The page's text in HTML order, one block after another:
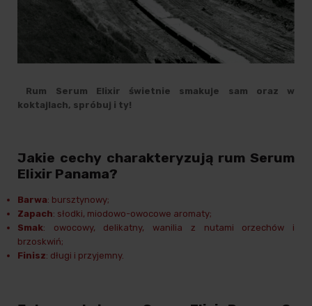
Rum Serum Elixir świetnie smakuje sam oraz w
koktajlach, spróbuj i ty!
Jakie cechy charakteryzują rum Serum
Elixir Panama?
Barwa: bursztynowy;
Zapach: słodki, miodowo-owocowe aromaty;
Smak: owocowy, delikatny, wanilia z nutami orzechów i
brzoskwiń;
Finisz: długi i przyjemny.